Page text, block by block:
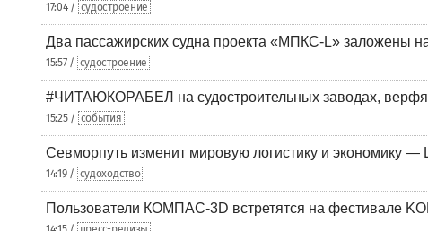
17:04 / судостроение
Два пассажирских судна проекта «МПКС-L» заложены
15:57 / судостроение
#ЧИТАЮКОРАБЕЛ на судостроительных заводах,
15:25 / события
Севморпуть изменит мировую логистику и экономику —
14:19 / судоходство
Пользователи КОМПАС-3D встретятся на фестивале